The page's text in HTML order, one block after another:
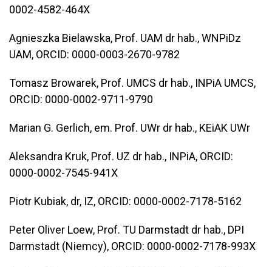
0002-4582-464X
Agnieszka Bielawska, Prof. UAM dr hab., WNPiDz
UAM, ORCID: 0000-0003-2670-9782
Tomasz Browarek, Prof. UMCS dr hab., INPiA UMCS,
ORCID: 0000-0002-9711-9790
Marian G. Gerlich, em. Prof. UWr dr hab., KEiAK UWr
Aleksandra Kruk, Prof. UZ dr hab., INPiA, ORCID:
0000-0002-7545-941X
Piotr Kubiak, dr, IZ, ORCID: 0000-0002-7178-5162
Peter Oliver Loew, Prof. TU Darmstadt dr hab., DPI
Darmstadt (Niemcy), ORCID: 0000-0002-7178-993X